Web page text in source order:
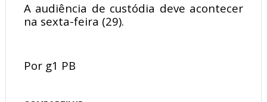
A audiência de custódia deve acontecer
na sexta-feira (29).
Por g1 PB